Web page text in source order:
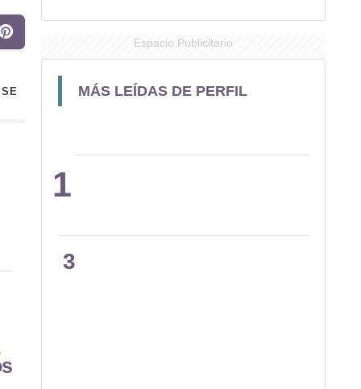
Espacio Publicitario
MÁS LEÍDAS DE PERFIL
1
2
3